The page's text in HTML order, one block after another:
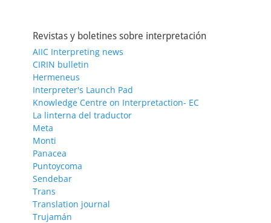
Revistas y boletines sobre interpretación
AIIC Interpreting news
CIRIN bulletin
Hermeneus
Interpreter's Launch Pad
Knowledge Centre on Interpretaction- EC
La linterna del traductor
Meta
Monti
Panacea
Puntoycoma
Sendebar
Trans
Translation journal
Trujamán